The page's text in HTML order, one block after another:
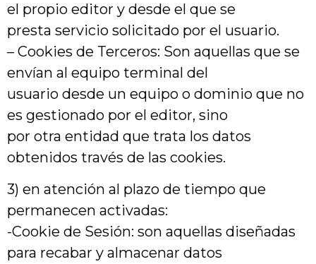
el propio editor y desde el que se
presta servicio solicitado por el usuario.
– Cookies de Terceros: Son aquellas que se
envían al equipo terminal del
usuario desde un equipo o dominio que no
es gestionado por el editor, sino
por otra entidad que trata los datos
obtenidos través de las cookies.
3) en atención al plazo de tiempo que
permanecen activadas:
-Cookie de Sesión: son aquellas diseñadas
para recabar y almacenar datos